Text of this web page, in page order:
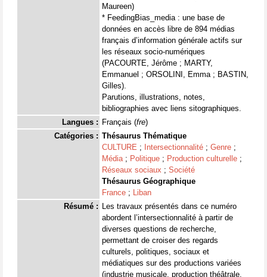
Maureen)
* FeedingBias_media : une base de
données en accès libre de 894 médias
français d’information générale actifs sur
les réseaux socio-numériques
(PACOURTE, Jérôme ; MARTY,
Emmanuel ; ORSOLINI, Emma ; BASTIN,
Gilles).
Parutions, illustrations, notes,
bibliographies avec liens sitographiques.
Langues : Français (fre)
Catégories : Thésaurus Thématique
CULTURE ; Intersectionnalité ; Genre ;
Média; Politique ; Production culturelle ;
Réseaux sociaux ; Société
Thésaurus Géographique
France ; Liban
Résumé : Les travaux présentés dans ce numéro
abordent l’intersectionnalité à partir de
diverses questions de recherche,
permettant de croiser des regards
culturels, politiques, sociaux et
médiatiques sur des productions variées
(industrie musicale, production théâtrale,